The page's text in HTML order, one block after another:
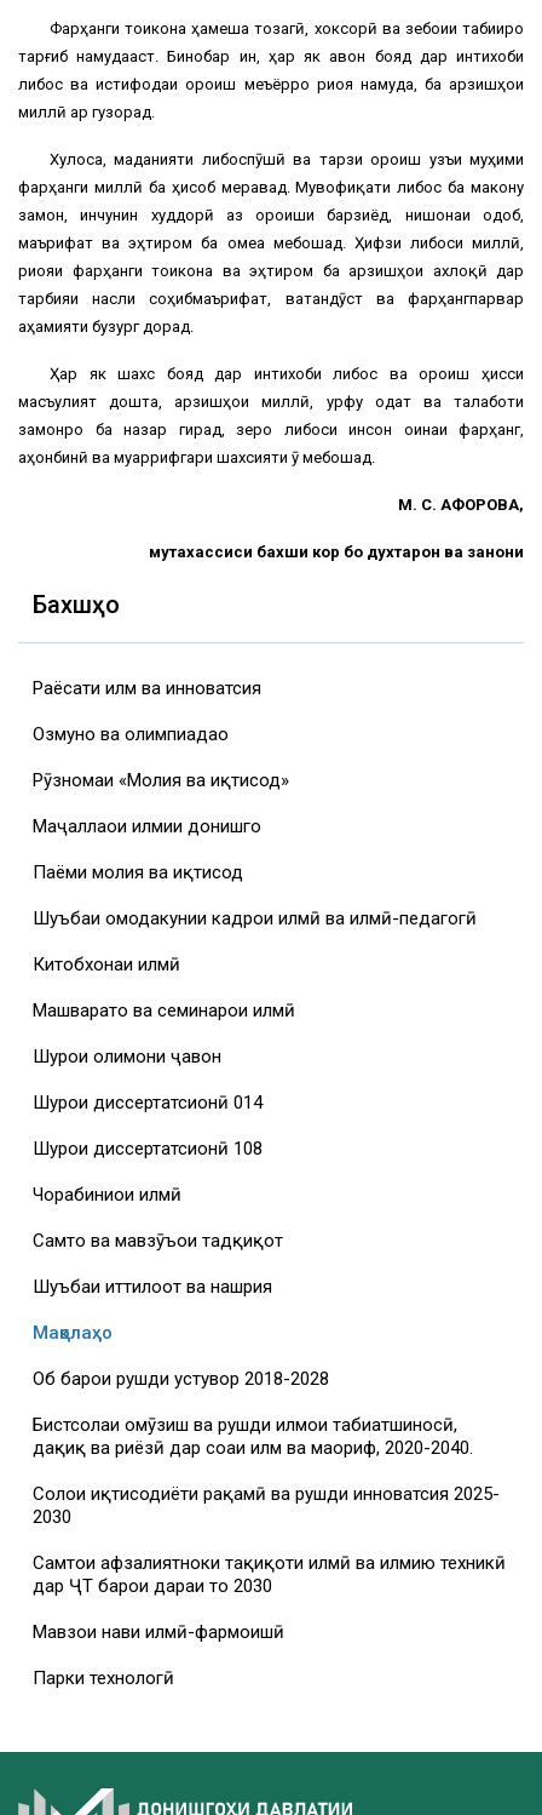
Фарҳанги тоҷикона ҳамеша тозагӣ, хоксорӣ ва зебоии табииро
тарғиб намудааст. Бинобар ин, ҳар як ҷавон бояд дар интихоби
либос ва истифодаи ороиш меъёрро риоя намуда, ба арзишҳои
миллӣ арҷ гузорад.
Хулоса, маданияти либоспӯшӣ ва тарзи ороиш ҷузъи муҳими
фарҳанги миллӣ ба ҳисоб меравад. Мувофиқати либос ба макону
замон, инчунин худдорӣ аз ороиши барзиёд, нишонаи одоб,
маърифат ва эҳтиром ба ҷомеа мебошад. Ҳифзи либоси миллӣ,
риояи фарҳанги тоҷикона ва эҳтиром ба арзишҳои ахлоқӣ дар
тарбияи насли соҳибмаърифат, ватандӯст ва фарҳангпарвар
аҳамияти бузург дорад.
Ҳар як шахс бояд дар интихоби либос ва ороиш ҳисси
масъулият дошта, арзишҳои миллӣ, урфу одат ва талаботи
замонро ба назар гирад, зеро либоси инсон оинаи фарҳанг,
ҷаҳонбинӣ ва муаррифгари шахсияти ӯ мебошад.
М. С. ҒАФОРОВА,
мутахассиси бахши кор бо духтарон ва занони
Бахшҳо
Раёсати илм ва инноватсия
Озмунҳо ва олимпиадаҳо
Рӯзномаи «Молия ва иқтисод»
Маҷаллаҳои илмии донишгоҳ
Паёми молия ва иқтисод
Шуъбаи омодакунии кадрҳои илмӣ ва илмӣ-педагогӣ
Китобхонаи илмӣ
Машваратҳо ва семинарҳои илмӣ
Шурои олимони ҷавон
Шурои диссертатсионӣ 014
Шурои диссертатсионӣ 108
Чорабиниҳои илмӣ
Самтҳо ва мавзӯъҳои тадқиқот
Шуъбаи иттилоот ва нашрия
Мақолаҳо
Об барои рушди устувор 2018-2028
Бистсолаи омӯзиш ва рушди илмҳои табиатшиносӣ,
дақиқ ва риёзӣ дар соҳаи илм ва маориф, 2020-2040.
Солҳои иқтисодиёти рақамӣ ва рушди инноватсия 2025-
2030
Самтҳои афзалиятноки таҳқиқоти илмӣ ва илмию техникӣ
дар ҶТ барои дараи то 2030
Мавзҳои нави илмӣ-фармоишӣ
Парки технологӣ